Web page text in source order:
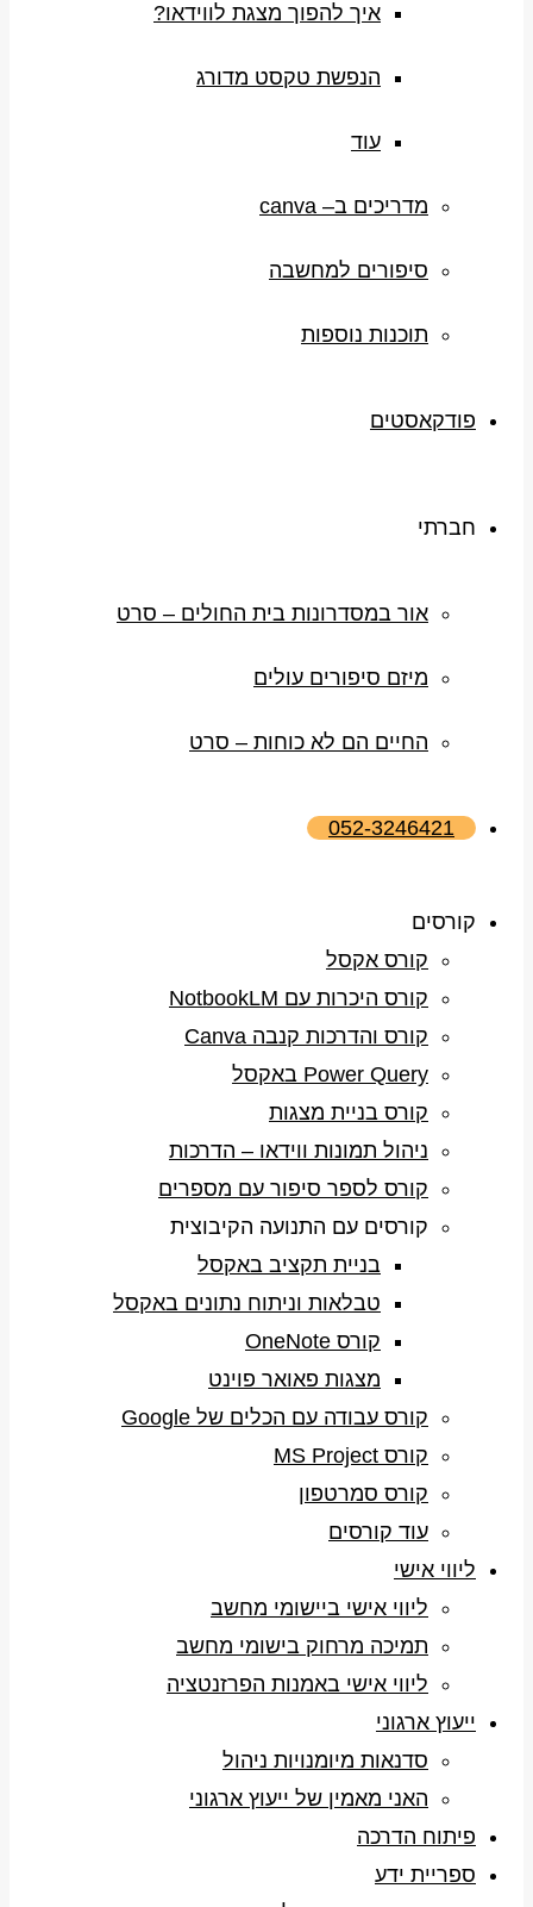
איך להפוך מצגת לווידאו?
הנפשת טקסט מדורג
עוד
מדריכים ב– canva
סיפורים למחשבה
תוכנות נוספות
פודקאסטים
חברתי
אור במסדרונות בית החולים – סרט
מיזם סיפורים עולים
החיים הם לא כוחות – סרט
052-3246421
קורסים
קורס אקסל
קורס היכרות עם NotbookLM
קורס והדרכות קנבה Canva
Power Query באקסל
קורס בניית מצגות
ניהול תמונות ווידאו – הדרכות
קורס לספר סיפור עם מספרים
קורסים עם התנועה הקיבוצית
בניית תקציב באקסל
טבלאות וניתוח נתונים באקסל
קורס OneNote
מצגות פאואר פוינט
קורס עבודה עם הכלים של Google
קורס MS Project
קורס סמרטפון
עוד קורסים
ליווי אישי
ליווי אישי ביישומי מחשב
תמיכה מרחוק בישומי מחשב
ליווי אישי באמנות הפרזנטציה
ייעוץ ארגוני
סדנאות מיומנויות ניהול
האני מאמין של ייעוץ ארגוני
פיתוח הדרכה
ספריית ידע